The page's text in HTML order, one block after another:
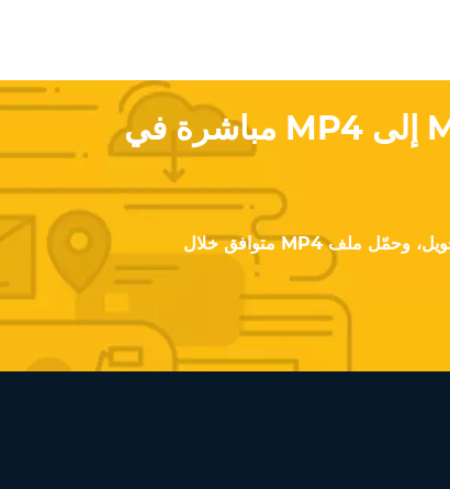
حوّل فيديوهات MOD إلى MP4 مباشرة في
ارفع مقطع MOD الخاص بك، ابدأ التحويل، وحمّل ملف MP4 متوافق خلال